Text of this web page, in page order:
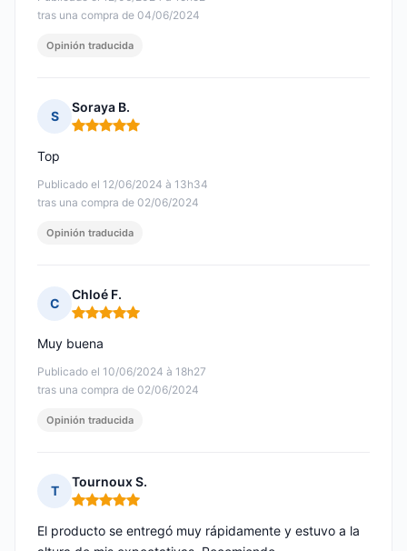
tras una compra de 04/06/2024
Opinión traducida
S
Soraya B.
Nota: 5 de 5
Publicado el 12/06/2024 à 13h34
tras una compra de 02/06/2024
Top
Opinión traducida
C
Chloé F.
Nota: 5 de 5
Publicado el 10/06/2024 à 18h27
tras una compra de 02/06/2024
Muy buena
Opinión traducida
T
Tournoux S.
Nota: 5 de 5
El producto se entregó muy rápidamente y estuvo a la